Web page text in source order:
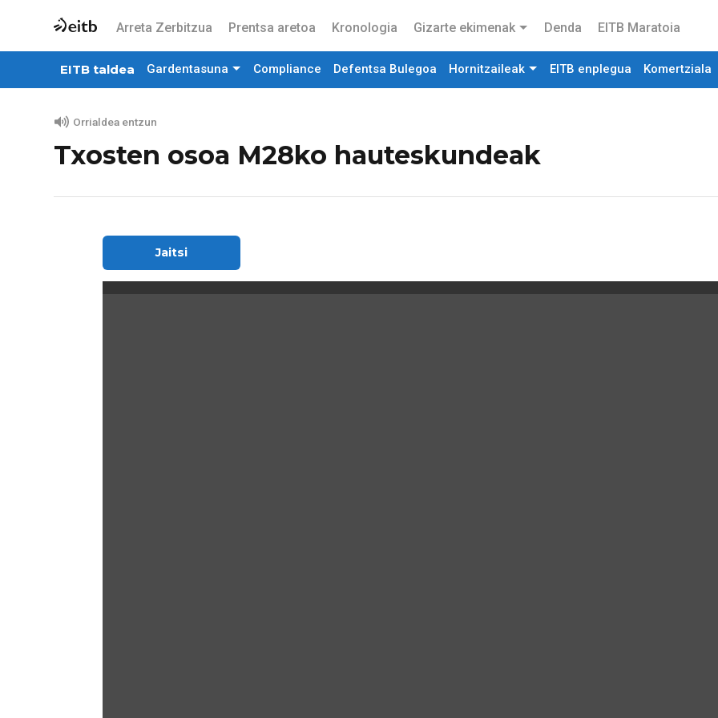
Arreta Zerbitzua Prentsa aretoa Kronologia Gizarte ekimenak Denda EITB Maratoia
EITB taldea Gardentasuna Compliance Defentsa Bulegoa Hornitzaileak EITB enplegua Komertziala
Orrialdea entzun
Txosten osoa M28ko hauteskundeak
Jaitsi